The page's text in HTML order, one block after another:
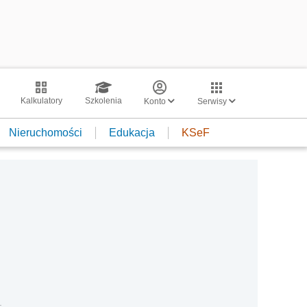
Kalkulatory Szkolenia Konto Serwisy
Nieruchomości Edukacja KSeF